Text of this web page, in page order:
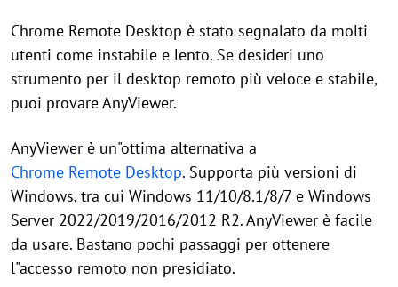
Chrome Remote Desktop è stato segnalato da molti
utenti come instabile e lento. Se desideri uno
strumento per il desktop remoto più veloce e stabile,
puoi provare AnyViewer.
AnyViewer è un"ottima alternativa a
Chrome Remote Desktop. Supporta più versioni di
Windows, tra cui Windows 11/10/8.1/8/7 e Windows
Server 2022/2019/2016/2012 R2. AnyViewer è facile
da usare. Bastano pochi passaggi per ottenere
l"accesso remoto non presidiato.